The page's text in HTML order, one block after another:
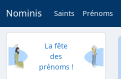
Nominis Saints Prénoms
La fête
des
prénoms !